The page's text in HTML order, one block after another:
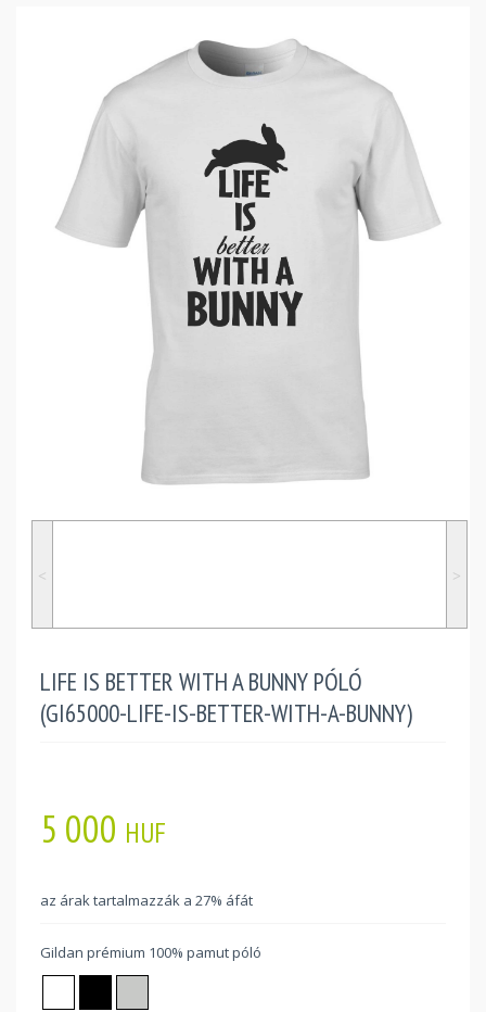
˂ ˃
LIFE IS BETTER WITH A BUNNY PÓLÓ
(GI65000-LIFE-IS-BETTER-WITH-A-BUNNY)
5 000 HUF
az árak tartalmazzák a 27% áfát
Gildan prémium 100% pamut póló